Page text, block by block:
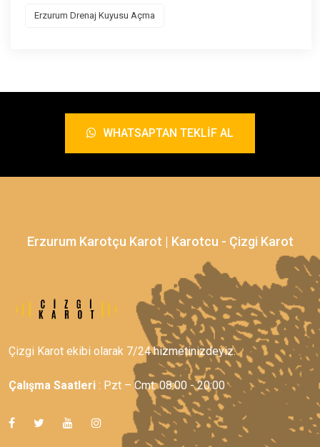
Erzurum Drenaj Kuyusu Açma
WHATSAPTAN TEKLIF AL
Erzurum Karotçu Karot | Karotcu - Çizgi Karot
Çizgi Karot ekibi olarak 7/24 hizmetinizdeyiz.
Çalışma Saatleri : Pzt – Cmt: 08:00 - 20:00